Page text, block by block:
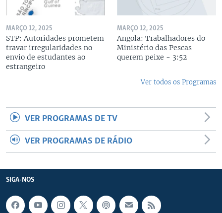
MARÇO 12, 2025
STP: Autoridades prometem
travar irregularidades no
envio de estudantes ao
estrangeiro
MARÇO 12, 2025
Angola: Trabalhadores do
Ministério das Pescas
querem peixe - 3:52
Ver todos os Programas
VER PROGRAMAS DE TV
VER PROGRAMAS DE RÁDIO
SIGA-NOS